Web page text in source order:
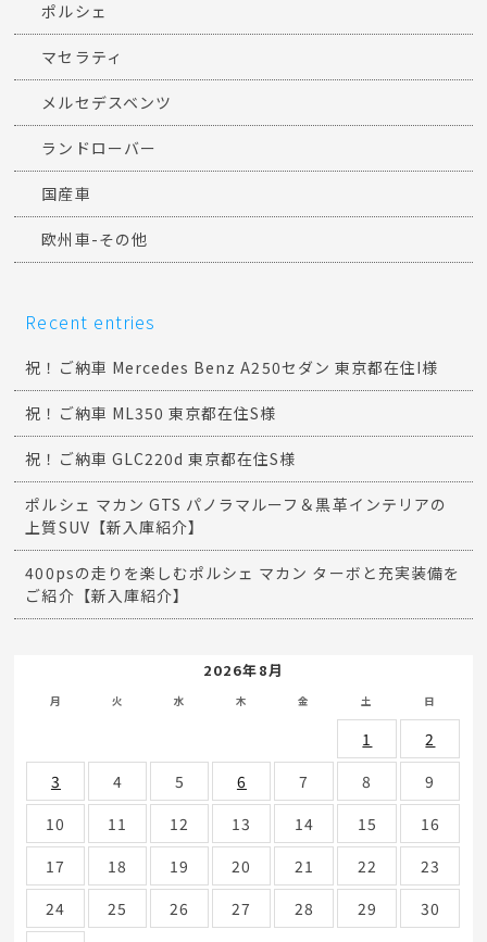
ポルシェ
マセラティ
メルセデスベンツ
ランドローバー
国産車
欧州車-その他
Recent entries
祝！ご納車 Mercedes Benz A250セダン 東京都在住I様
祝！ご納車 ML350 東京都在住S様
祝！ご納車 GLC220d 東京都在住S様
ポルシェ マカン GTS パノラマルーフ＆黒革インテリアの
上質SUV【新入庫紹介】
400psの走りを楽しむポルシェ マカン ターボと充実装備を
ご紹介【新入庫紹介】
2026年8月
月 火 水 木 金 土 日
1
2
3
4 5 6 7 8
9
10
11 12 13 14 15
16
17
18 19 20 21 22
23
24
25 26 27 28 29
30